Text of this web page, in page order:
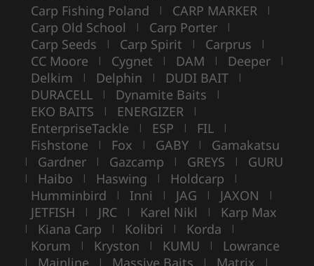
Carp Fishing Poland | CARP MARKER |
Carp Old School | Carp Porter |
Carp Seeds | Carp Spirit | Carprus |
CC Moore | Cygnet | DAM | Deeper |
Delkim | Delphin | DUDI BAIT |
DURACELL | Dynamite Baits |
EKO BAITS | ENERGIZER |
EnterpriseTackle | ESP | FIL |
Fishstone | Fox | GABY | Gamakatsu
| Gardner | Gazcamp | GREYS | GURU
| Haibo | Haswing | Holdcarp |
Humminbird | Inni | JAG | JAXON |
JETFISH | JRC | Karel Nikl | Karp Max
| Kiana Carp | Kolibri | Korda |
Korum | Kryston | KUMU | Lowrance
| Mainline | Massive Baits | Matrix |